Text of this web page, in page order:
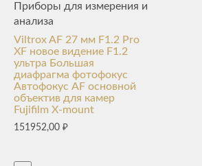
Приборы для измерения и
анализа
Viltrox AF 27 мм F1.2 Pro
XF новое видение F1.2
ультра Большая
диафрагма фотофокус
Автофокус AF основной
объектив для камер
Fujifilm X-mount
151952,00 ₽